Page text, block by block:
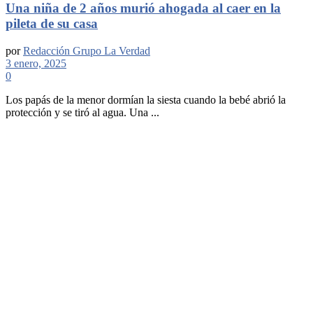
Una niña de 2 años murió ahogada al caer en la
pileta de su casa
por Redacción Grupo La Verdad
3 enero, 2025
0
Los papás de la menor dormían la siesta cuando la bebé abrió la
protección y se tiró al agua. Una ...